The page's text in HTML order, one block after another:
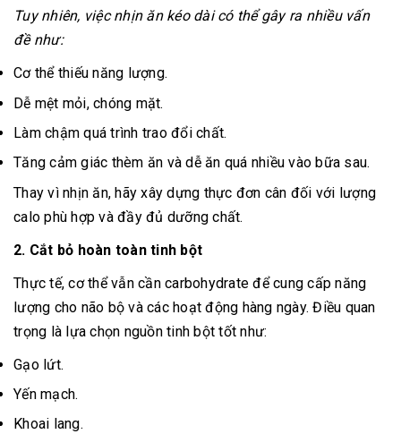
Tuy nhiên, việc nhịn ăn kéo dài có thể gây ra nhiều vấn
đề như:
Cơ thể thiếu năng lượng.
Dễ mệt mỏi, chóng mặt.
Làm chậm quá trình trao đổi chất.
Tăng cảm giác thèm ăn và dễ ăn quá nhiều vào bữa sau.
Thay vì nhịn ăn, hãy xây dựng thực đơn cân đối với lượng
calo phù hợp và đầy đủ dưỡng chất.
2. Cắt bỏ hoàn toàn tinh bột
Thực tế, cơ thể vẫn cần carbohydrate để cung cấp năng
lượng cho não bộ và các hoạt động hàng ngày. Điều quan
trọng là lựa chọn nguồn tinh bột tốt như:
Gạo lứt.
Yến mạch.
Khoai lang.